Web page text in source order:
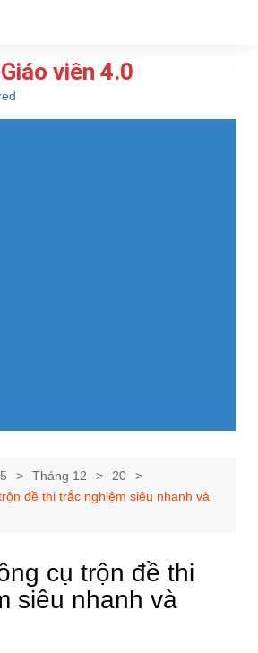
viên 4.0
Tháng 12
20
đề thi trắc nghiệm siêu nhanh và
cụ trộn đề thi
siêu nhanh và